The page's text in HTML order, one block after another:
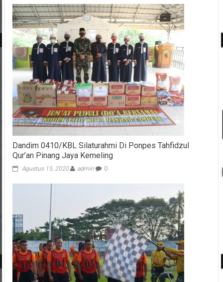
Dandim 0410/KBL Silaturahmi Di Ponpes Tahfidzul
Qur’an Pinang Jaya Kemeling
Agustus 15, 2020 admin 0